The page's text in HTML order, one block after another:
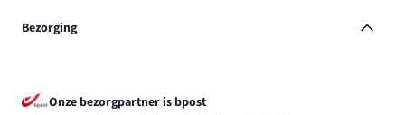
Bezorging
Onze bezorgpartner is bpost